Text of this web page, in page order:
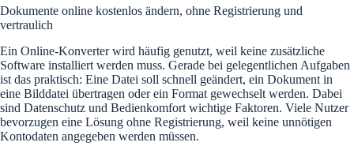
Dokumente online kostenlos ändern, ohne Registrierung und
vertraulich
Ein Online-Konverter wird häufig genutzt, weil keine zusätzliche
Software installiert werden muss. Gerade bei gelegentlichen Aufgaben
ist das praktisch: Eine Datei soll schnell geändert, ein Dokument in
eine Bilddatei übertragen oder ein Format gewechselt werden. Dabei
sind Datenschutz und Bedienkomfort wichtige Faktoren. Viele Nutzer
bevorzugen eine Lösung ohne Registrierung, weil keine unnötigen
Kontodaten angegeben werden müssen.